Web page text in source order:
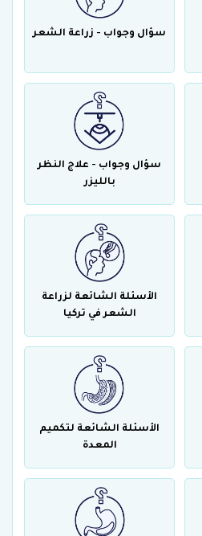
سؤال وجواب - زراعة الشعر
سؤال وجواب - علاج النظر
بالليزر
الأسئلة الشائعة لزراعة
الشعر في تركيا
الأسئلة الشائعة لتكميم
المعدة